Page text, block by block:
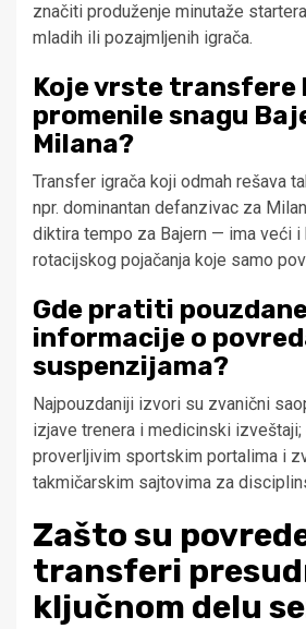
značiti produženje minutaže
mladih ili pozajmljenih igrača.
Koje vrste transfere
promenile snagu
Milana?
Transfer igrača koji odmah rešava
npr. dominantan defanzivac za
diktira tempo za Bajern — ima veći i
rotacijskog pojačanja koje samo
Gde pratiti
informacije o
suspenzijama?
Najpouzdaniji izvori su zvanični
izjave trenera i medicinski
proverljivim sportskim portalima i
takmičarskim sajtovima za
Zašto su
transferi
ključnom delu